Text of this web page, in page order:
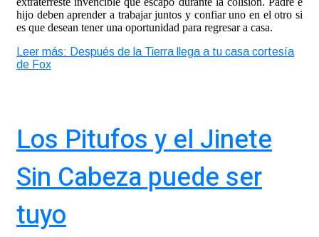
hijo deben aprender a trabajar juntos y confiar uno en el otro si
es que desean tener una oportunidad para regresar a casa.
Leer más: Después de la Tierra llega a tu casa cortesía
de Fox
Los Pitufos y el Jinete
Sin Cabeza puede ser
tuyo